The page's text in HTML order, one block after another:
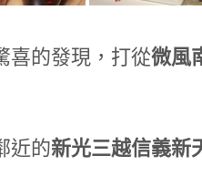
喜的發現，打從微風
近的新光三越信義新